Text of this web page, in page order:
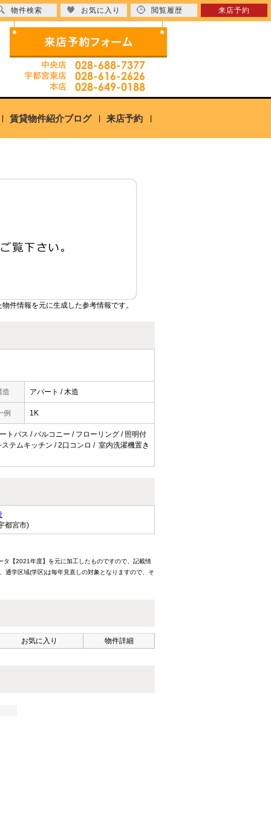
賃貸物件紹介ブログ 来店予約
物件検索 お気に入り 閲覧履歴 来店予約
件情報を元に生成した参考情報です。
造 アパート / 木造
例 1K
トバス / バルコニー / フローリング / 照明付
テムキッチン / 2口コンロ / 室内洗濯機置き
都宮市)
【2021年度】を元に加工したものですので、記載情
通学区域(学区)は毎年見直しの対象となりますので、そ
お気に入り 物件詳細